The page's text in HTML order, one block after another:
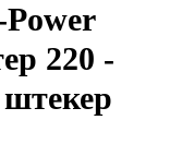
220 -